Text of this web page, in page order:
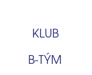
KLUB
B‑TÝM